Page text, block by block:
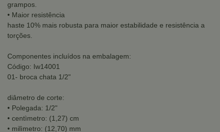
grampos.
• Maior resistência
haste 10% mais robusta para maior estabilidade e resistência a
torções.
Componentes incluídos na embalagem:
Código: Iw14001
01- broca chata 1/2"
diâmetro de corte:
• Polegada: 1/2"
• centìmetro: (1,27) cm
• milìmetro: (12,70) mm